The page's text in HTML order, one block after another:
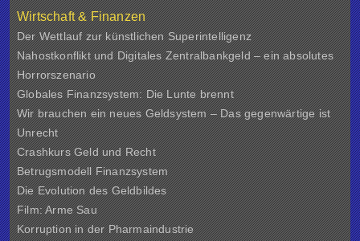
Wirtschaft & Finanzen
Der Wettlauf zur künstlichen Superintelligenz
Nahostkonflikt und Digitales Zentralbankgeld – ein absolutes
Horrorszenario
Globales Finanzsystem: Die Lunte brennt
Wir brauchen ein neues Geldsystem – Das gegenwärtige ist
Unrecht
Crashkurs Geld und Recht
Betrugsmodell Finanzsystem
Die Evolution des Geldbildes
Film: Arme Sau
Korruption in der Pharmaindustrie